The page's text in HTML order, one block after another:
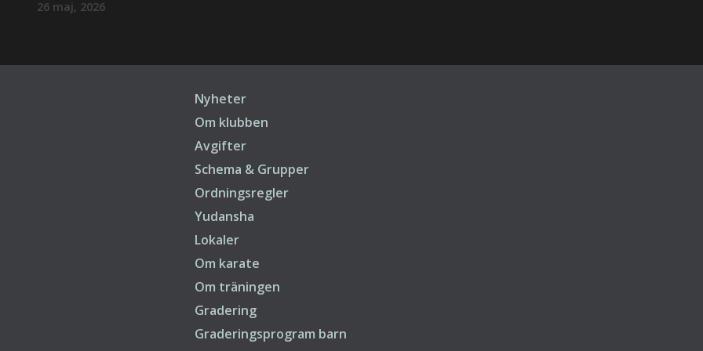
26 maj, 2026
Nyheter
Om klubben
Avgifter
Schema & Grupper
Ordningsregler
Yudansha
Lokaler
Om karate
Om träningen
Gradering
Graderingsprogram barn